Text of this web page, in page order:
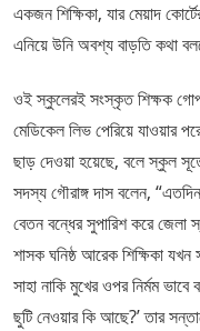
একজন শিক্ষিকা, যার মেয়াদ
এনিয়ে উনি অবশ্য বাড়তি কথা
ওই স্কুলেরই সংস্কৃত শিক্ষক
মেডিকেল লিভ পেরিয়ে যাওয়ার
ছাড় দেওয়া হয়েছে, বলে স্কুল
সদস্য গৌরাঙ্গ দাস বলেন,
বেতন বন্ধের সুপারিশ করে জেলা
শাসক ঘনিষ্ঠ আরেক শিক্ষিকা
সাহা নাকি মুখের ওপর নির্মম
ছুটি নেওয়ার কি আছে?’ তার